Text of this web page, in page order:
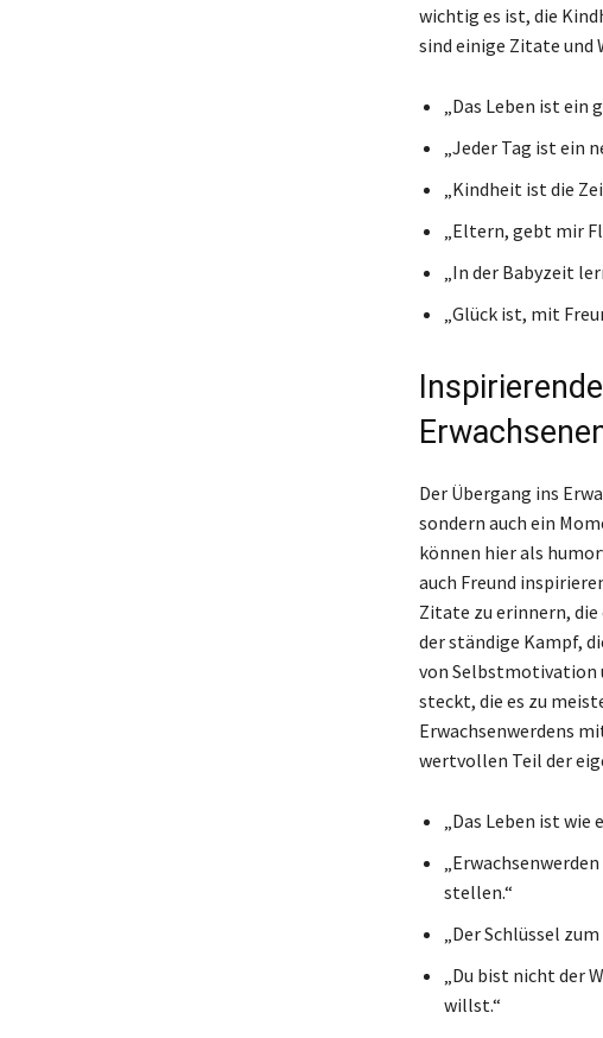
wichtig es ist, die
sind einige Zitate und
„Das Leben ist
„Jeder Tag ist ein
„Kindheit ist die
„Eltern, gebt mir
„In der Babyzeit
„Glück ist, mit
Der Übergang ins
sondern auch ein
können hier als
auch Freund
Zitate zu erinnern, die
der ständige Kampf,
von Selbstmotivation
steckt, die es zu
Erwachsenwerdens
wertvollen Teil der
„Das Leben ist
stellen.“
„Der Schlüssel
„Du bist nicht der
willst.“